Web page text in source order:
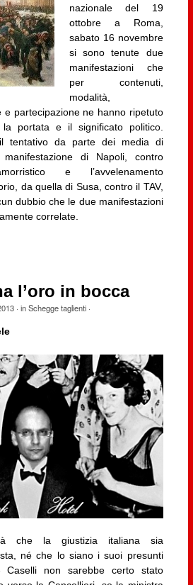
nazionale del 19
ottobre a Roma,
sabato 16 novembre
si sono tenute due
manifestazioni che
per contenuti,
modalità,
e partecipazione ne hanno ripetuto
portata e il significato politico.
tentativo da parte dei media di
di Napoli, contro
e l’avvelenamento
da quella di Susa, contro il TAV,
dubbio che le due manifestazioni
correlate.
l’oro in bocca
· inSchegge taglienti·
che la giustizia italiana sia
né che lo siano i suoi presunti
Caselli non sarebbe certo stato